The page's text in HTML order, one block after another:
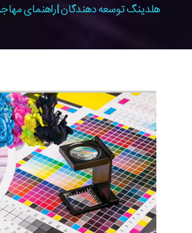
هلدینگ توسعه دهندگان | راهنمای